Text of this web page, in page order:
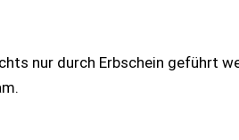
nur durch Erbschein geführt